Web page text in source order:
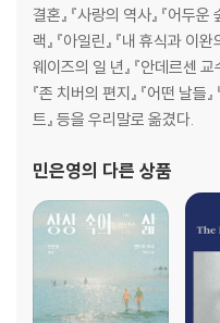
결혼』 『사랑의 역사』 『어두운
랙』 『아일린』 『내 휴식과 이
웨이즈의 일 년』 『안데르센 교
『존 치버의 편지』 『어떤 날들
트』 등을 우리말로 옮겼다.
민은영의 다른 상품